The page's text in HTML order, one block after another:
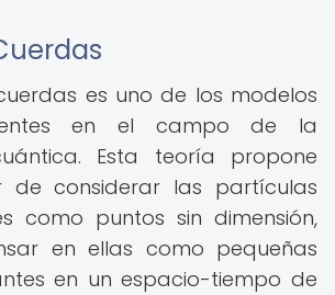
es uno de los modelos
en el campo de la
Esta teoría propone
de considerar las partículas
como puntos sin dimensión,
en ellas como pequeñas
en un espacio-tiempo de